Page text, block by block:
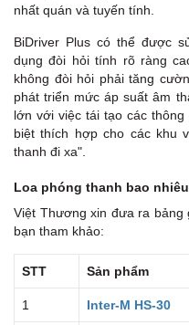
nhất quán và tuyến tính.
BiDriver Plus có thể được
dụng đòi hỏi tính rõ ràng
không đòi hỏi phải tăng
phát triển mức áp suất âm
lớn với việc tái tạo các
biệt thích hợp cho các khu
thanh đi xa".
Loa phóng thanh bao
Việt Thương xin đưa ra bảng
bạn tham khảo:
STT Sản phẩm
1 Inter-M HS-30